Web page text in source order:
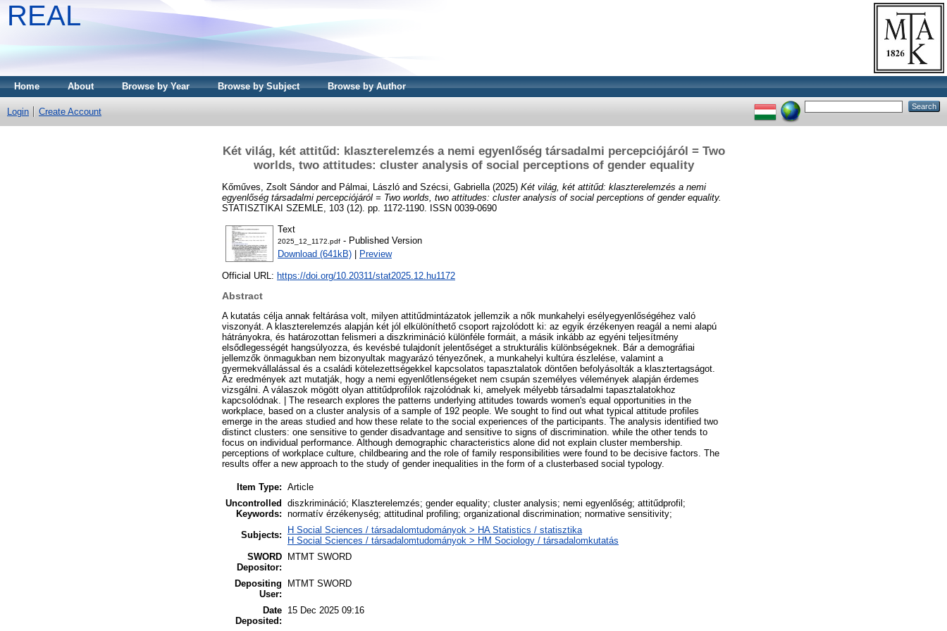
REAL
Home About Browse by Year Browse by Subject Browse by Author
Login Create Account
Két világ, két attitűd: klaszterelemzés a nemi egyenlőség társadalmi percepciójáról = Two
worlds, two attitudes: cluster analysis of social perceptions of gender equality
Kőműves, Zsolt Sándorand Pálmai, László and Szécsi, Gabriella (2025) Két világ, két attitűd: klaszterelemzés a nemi
egyenlőség társadalmi percepciójáról = Two worlds, two attitudes: cluster analysis of social perceptions of gender equality.
STATISZTIKAI SZEMLE, 103 (12). pp. 1172-1190. ISSN 0039-0690
Text
2025_12_1172.pdf - Published Version
Download (641kB)
Preview
Official URL: https://doi.org/10.20311/stat2025.12.hu1172
Abstract
A kutatás célja annak feltárása volt, milyen attitűdmintázatok jellemzik a nők munkahelyi esélyegyenlőségéhez való
viszonyát. A klaszterelemzés alapján két jól elkülöníthető csoport rajzolódott ki: az egyik érzékenyen reagál a nemi alapú
hátrányokra, és határozottan felismeri a diszkrimináció különféle formáit, a másik inkább az egyéni teljesítmény
elsődlegességét hangsúlyozza, és kevésbé tulajdonít jelentőséget a strukturális különbségeknek. Bár a demográfiai
jellemzők önmagukban nem bizonyultak magyarázó tényezőnek, a munkahelyi kultúra észlelése, valamint a
gyermekvállalással és a családi kötelezettségekkel kapcsolatos tapasztalatok döntően befolyásolták a klasztertagságot.
Az eredmények azt mutatják, hogy a nemi egyenlőtlenségeket nem csupán személyes vélemények alapján érdemes
vizsgálni. A válaszok mögött olyan attitűdprofilok rajzolódnak ki, amelyek mélyebb társadalmi tapasztalatokhoz
kapcsolódnak. | The research explores the patterns underlying attitudes towards women's equal opportunities in the
workplace, based on a cluster analysis of a sample of 192 people. We sought to find out what typical attitude profiles
emerge in the areas studied and how these relate to the social experiences of the participants. The analysis identified two
distinct clusters: one sensitive to gender disadvantage and sensitive to signs of discrimination. while the other tends to
focus on individual performance. Although demographic characteristics alone did not explain cluster membership.
perceptions of workplace culture, childbearing and the role of family responsibilities were found to be decisive factors. The
results offer a new approach to the study of gender inequalities in the form of a clusterbased social typology.
Item Type: Article
Uncontrolled
Keywords:
diszkrimináció; Klaszterelemzés; gender equality; cluster analysis; nemi egyenlőség; attitűdprofil;
normatív érzékenység; attitudinal profiling; organizational discrimination; normative sensitivity;
Subjects:
H Social Sciences / társadalomtudományok > HA Statistics / statisztika
H Social Sciences / társadalomtudományok > HM Sociology / társadalomkutatás
SWORD
Depositor:
MTMT SWORD
Depositing
User:
MTMT SWORD
Date
Deposited:
15 Dec 2025 09:16